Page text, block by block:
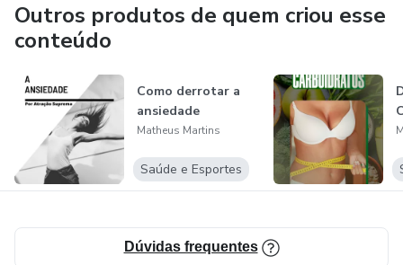
Outros produtos de quem criou esse
conteúdo
Como derrotar a
ansiedade
Matheus Martins
Saúde e Esportes
Dúvidas frequentes